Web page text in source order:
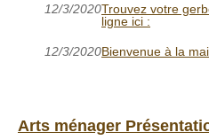
12/3/2020Trouvez votre
ligne ici :
12/3/2020Bienvenue à la
Arts ménager